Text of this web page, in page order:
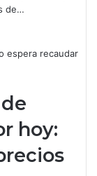
de…
hoy: